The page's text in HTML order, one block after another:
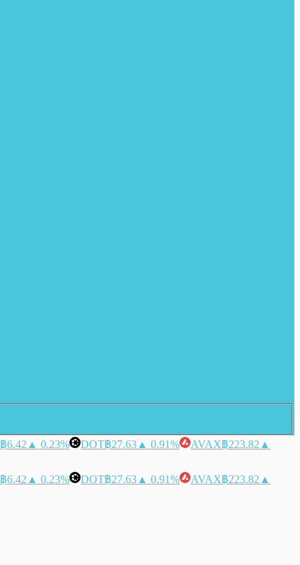
฿6.42 ▲ 0.23% DOT฿27.63 ▲ 0.91% AVAX฿223.82 ▲
฿6.42 ▲ 0.23% DOT฿27.63 ▲ 0.91% AVAX฿223.82 ▲